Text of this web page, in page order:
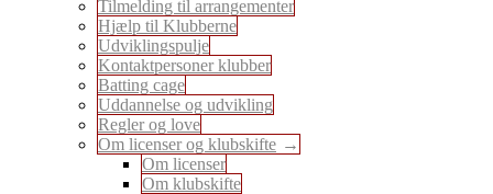
Tilmelding til arrangementer
Hjælp til Klubberne
Udviklingspulje
Kontaktpersoner klubber
Batting cage
Uddannelse og udvikling
Regler og love
Om licenser og klubskifte
Om licenser
Om klubskifte